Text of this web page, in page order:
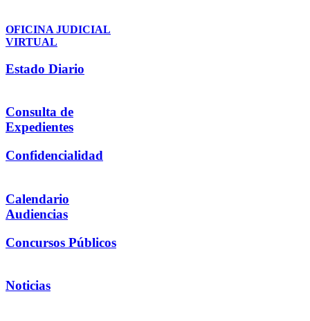
OFICINA JUDICIAL
VIRTUAL
Estado Diario
Consulta de
Expedientes
Confidencialidad
Calendario
Audiencias
Concursos Públicos
Noticias